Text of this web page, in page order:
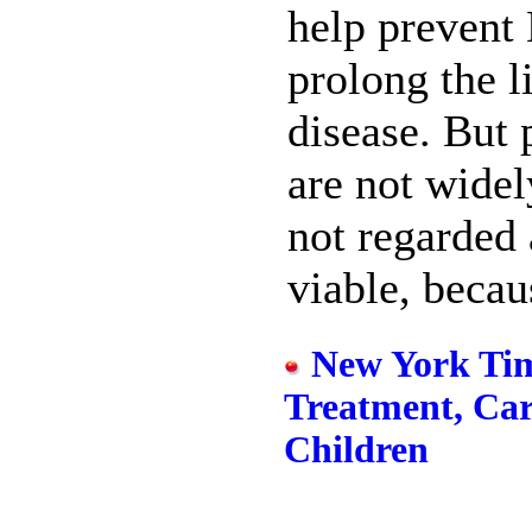
help
prolong the
disease.
are not
not
viable,
New York
Treatment,
Children